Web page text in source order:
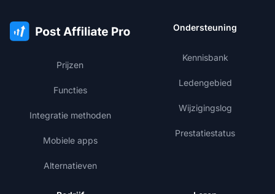
Prijzen
Functies
Integratie methoden
Mobiele apps
Alternatieven
Ondersteuning
Kennisbank
Ledengebied
Wijzigingslog
Prestatiestatus